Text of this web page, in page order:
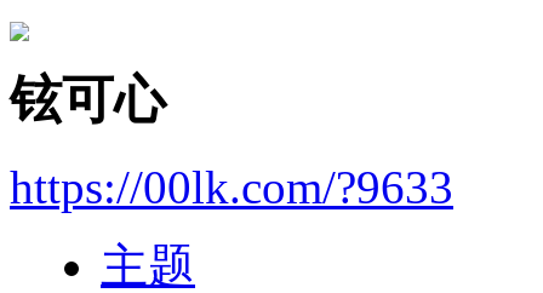
铉可心
https://00lk.com/?9633
主题